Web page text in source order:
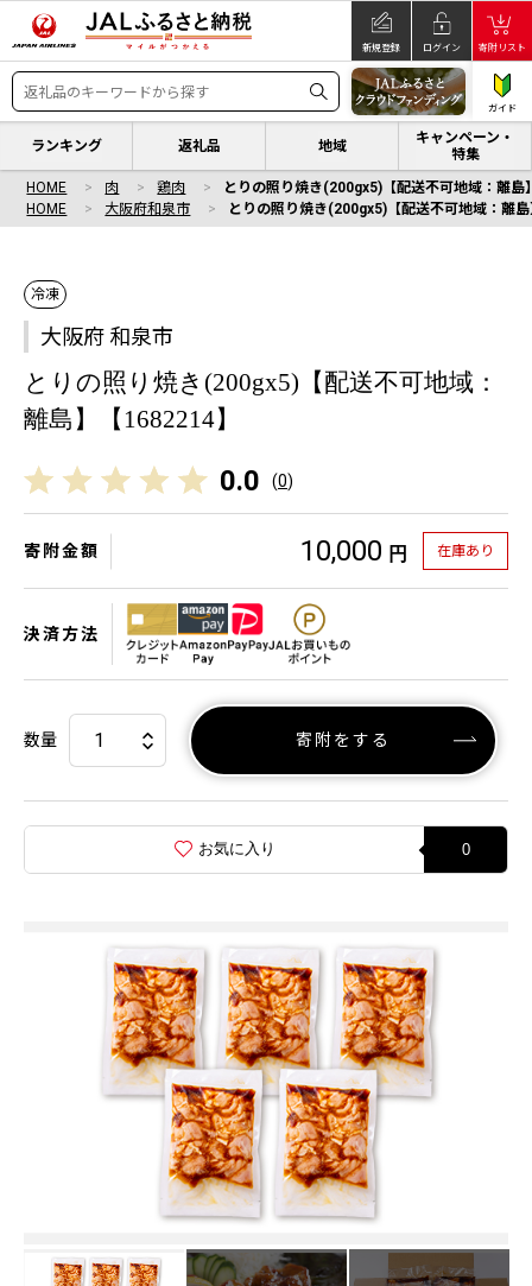
新規登録 ログイン 寄附リスト
ガイド
ランキング 返礼品 地域
キャンペーン・
特集
HOME 肉 鶏肉
とりの照り焼き(200gx5)【配送不可地域：離島
HOME
大阪府和泉市 とりの照り焼き(200gx5)【配送不可地域：離
冷凍
大阪府 和泉市
とりの照り焼き(200gx5)【配送不可地域：
離島】【1682214】
0.0 (0)
寄附金額 10,000 円 在庫あり
決済方法
数量 寄附をする
お気に入り 0